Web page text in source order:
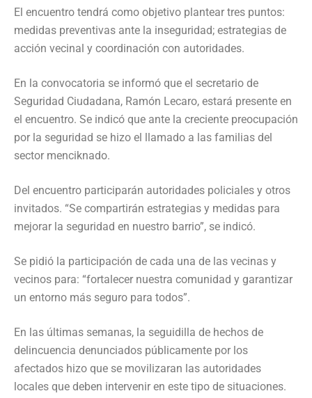
El encuentro tendrá como objetivo plantear tres puntos:
medidas preventivas ante la inseguridad; estrategias de
acción vecinal y coordinación con autoridades.
En la convocatoria se informó que el secretario de
Seguridad Ciudadana, Ramón Lecaro, estará presente en
el encuentro. Se indicó que ante la creciente preocupación
por la seguridad se hizo el llamado a las familias del
sector menciknado.
Del encuentro participarán autoridades policiales y otros
invitados. “Se compartirán estrategias y medidas para
mejorar la seguridad en nuestro barrio”, se indicó.
Se pidió la participación de cada una de las vecinas y
vecinos para: “fortalecer nuestra comunidad y garantizar
un entorno más seguro para todos”.
En las últimas semanas, la seguidilla de hechos de
delincuencia denunciados públicamente por los
afectados hizo que se movilizaran las autoridades
locales que deben intervenir en este tipo de situaciones.